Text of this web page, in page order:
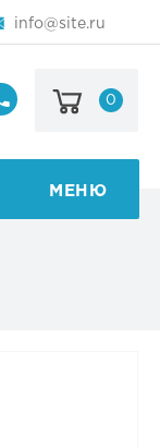
info@site.ru
8
123-
0
МЕНЮ